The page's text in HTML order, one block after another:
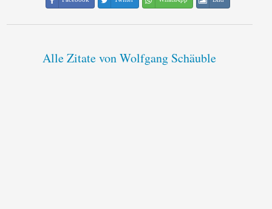
Alle Zitate von Wolfgang Schäuble